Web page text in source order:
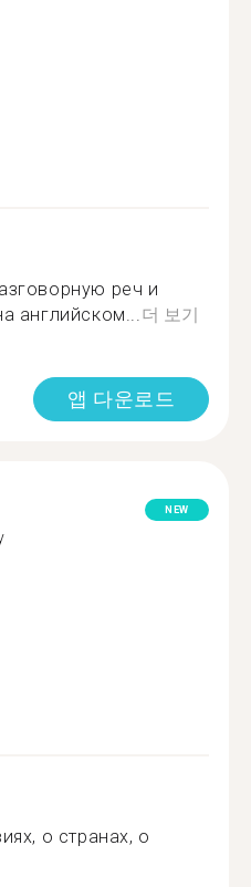
реч и
английском... 더 보기
앱 다운로드
NEW
о странах, о